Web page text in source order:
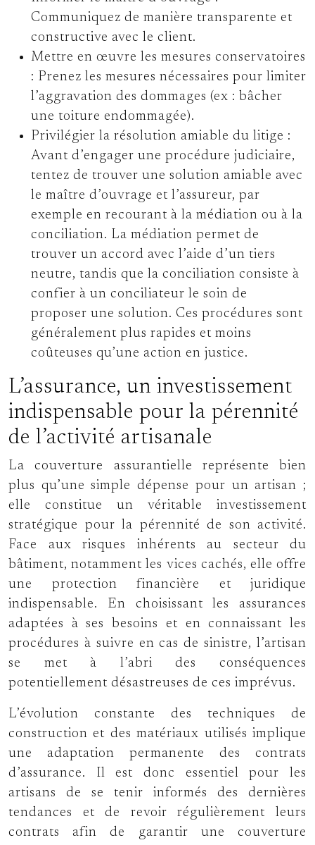
Communiquez de manière transparente et
constructive avec le client.
Mettre en œuvre les mesures conservatoires
: Prenez les mesures nécessaires pour limiter
l’aggravation des dommages (ex : bâcher
une toiture endommagée).
Privilégier la résolution amiable du litige :
Avant d’engager une procédure judiciaire,
tentez de trouver une solution amiable avec
le maître d’ouvrage et l’assureur, par
exemple en recourant à la médiation ou à la
conciliation. La médiation permet de
trouver un accord avec l’aide d’un tiers
neutre, tandis que la conciliation consiste à
confier à un conciliateur le soin de
proposer une solution. Ces procédures sont
généralement plus rapides et moins
coûteuses qu’une action en justice.
L’assurance, un investissement
indispensable pour la pérennité
de l’activité artisanale
La couverture assurantielle représente bien
plus qu’une simple dépense pour un artisan ;
elle constitue un véritable investissement
stratégique pour la pérennité de son activité.
Face aux risques inhérents au secteur du
bâtiment, notamment les vices cachés, elle offre
une protection financière et juridique
indispensable. En choisissant les assurances
adaptées à ses besoins et en connaissant les
procédures à suivre en cas de sinistre, l’artisan
se met à l’abri des conséquences
potentiellement désastreuses de ces imprévus.
L’évolution constante des techniques de
construction et des matériaux utilisés implique
une adaptation permanente des contrats
d’assurance. Il est donc essentiel pour les
artisans de se tenir informés des dernières
tendances et de revoir régulièrement leurs
contrats afin de garantir une couverture